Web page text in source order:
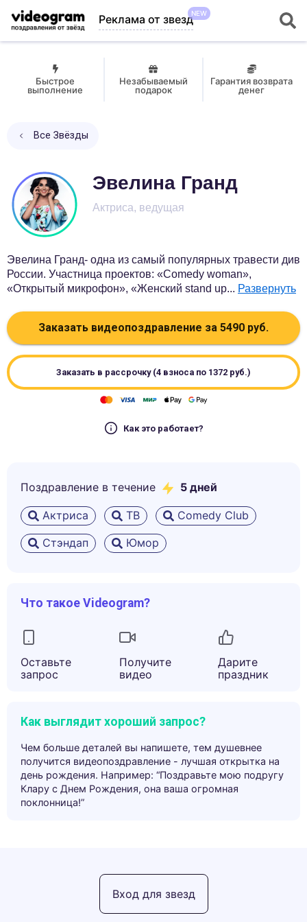
Реклама от звездNEW
Быстрое
выполнение
Незабываемый
подарок
Гарантия возврата
денег
Все Звёзды
Эвелина Гранд
Актриса, ведущая
Эвелина Гранд- одна из самый популярных травести див
России. Участница проектов: «Comedy woman»,
«Открытый микрофон», «Женский stand up... Развернуть
Заказать видеопоздравление за 5490 руб.
Заказать в рассрочку (4 взноса по 1372 руб.)
Как это работает?
Поздравление в течение 5 дней
Актриса ТВ
Comedy Club
Стэндап
Юмор
Что такое Videogram?
Оставьте
запрос
Получите
видео
Дарите
праздник
Как выглядит хороший запрос?
Чем больше деталей вы напишете, тем душевнее
получится видеопоздравление - лучшая открытка на
день рождения. Например: “Поздравьте мою подругу
Клару с Днем Рождения, она ваша огромная
поклонница!”
Вход для звезд